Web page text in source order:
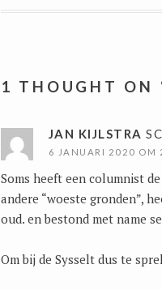
1 THOUGHT ON
JAN KIJLSTRA
6 JANUARI 2020 OM
Soms heeft een columnist
andere “woeste gronden”,
oud. en bestond met name
Om bij de Sysselt dus te